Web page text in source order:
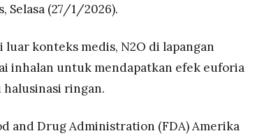
Selasa (27/1/2026).
luar konteks medis, N2O di lapangan
inhalan untuk mendapatkan efek euforia
halusinasi ringan.
and Drug Administration (FDA) Amerika